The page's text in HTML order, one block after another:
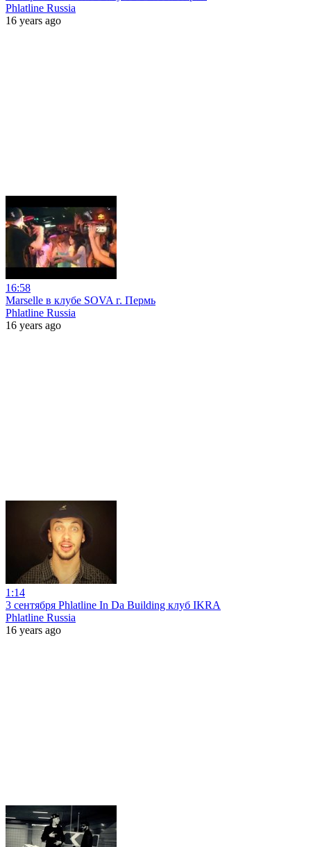
Phlatline Russia
16 years ago
16:58
Marselle в клубе SOVA г. Пермь
Phlatline Russia
16 years ago
1:14
3 сентября Phlatline In Da Building клуб IKRA
Phlatline Russia
16 years ago